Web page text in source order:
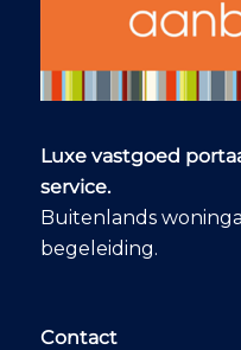
Luxe vastgoed
service.
Buitenlands
begeleiding.
Contact